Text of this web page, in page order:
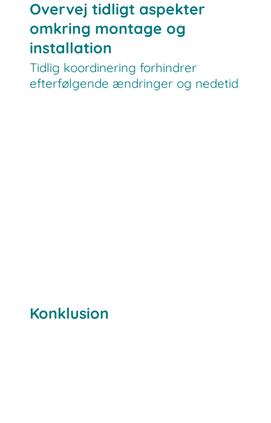
Overvej tidligt aspekter
omkring montage og
installation
Tidlig koordinering forhindrer
efterfølgende ændringer og nedetid
Konklusion